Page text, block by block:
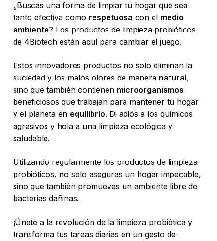
¿Buscas una forma de limpiar tu hogar que sea
tanto efectiva como respetuosa con el medio
ambiente? Los productos de limpieza probióticos
de 4Biotech están aquí para cambiar el juego.
Estos innovadores productos no solo eliminan la
suciedad y los malos olores de manera natural,
sino que también contienen microorganismos
beneficiosos que trabajan para mantener tu hogar
y el planeta en equilibrio. Di adiós a los químicos
agresivos y hola a una limpieza ecológica y
saludable.
Utilizando regularmente los productos de limpieza
probióticos, no solo aseguras un hogar impecable,
sino que también promueves un ambiente libre de
bacterias dañinas.
¡Únete a la revolución de la limpieza probiótica y
transforma tus tareas diarias en un gesto de